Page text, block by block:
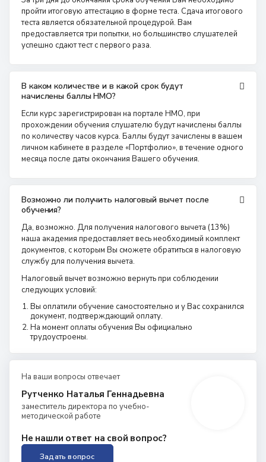
пройти итоговую аттестацию в форме теста. Сдача итогового
теста является обязательной процедурой. Вам
предоставляется три попытки, но большинство слушателей
успешно сдают тест с первого раза.
В каком количестве и в какой срок будут
начислены баллы НМО?
Если курс зарегистрирован на портале НМО, при
прохождении обучения слушателю будут начислены баллы
по количеству часов курса. Баллы будут зачислены в вашем
личном кабинете в разделе «Портфолио», в течение одного
месяца после даты окончания Вашего обучения.
Возможно ли получить налоговый вычет после
обучения?
Да, возможно. Для получения налогового вычета (13%)
наша академия предоставляет весь необходимый комплект
документов, с которым Вы сможете обратиться в налоговую
службу для получения вычета.
Налоговый вычет возможно вернуть при соблюдении
следующих условий:
Вы оплатили обучение самостоятельно и у Вас сохранился
документ, подтверждающий оплату.
На момент оплаты обучения Вы официально
трудоустроены.
На ваши вопросы отвечает
Рутченко Наталья Геннадьевна
заместитель директора по учебно-
методической работе
Не нашли ответ на свой вопрос?
Задать вопрос